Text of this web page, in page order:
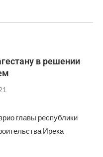
в решении
главы республики
Ирека